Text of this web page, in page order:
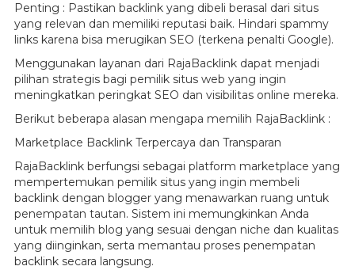
Penting : Pastikan backlink yang dibeli berasal dari situs
yang relevan dan memiliki reputasi baik. Hindari spammy
links karena bisa merugikan SEO (terkena penalti Google).
Menggunakan layanan dari RajaBacklink dapat menjadi
pilihan strategis bagi pemilik situs web yang ingin
meningkatkan peringkat SEO dan visibilitas online mereka.
Berikut beberapa alasan mengapa memilih RajaBacklink :
Marketplace Backlink Terpercaya dan Transparan
RajaBacklink berfungsi sebagai platform marketplace yang
mempertemukan pemilik situs yang ingin membeli
backlink dengan blogger yang menawarkan ruang untuk
penempatan tautan. Sistem ini memungkinkan Anda
untuk memilih blog yang sesuai dengan niche dan kualitas
yang diinginkan, serta memantau proses penempatan
backlink secara langsung.